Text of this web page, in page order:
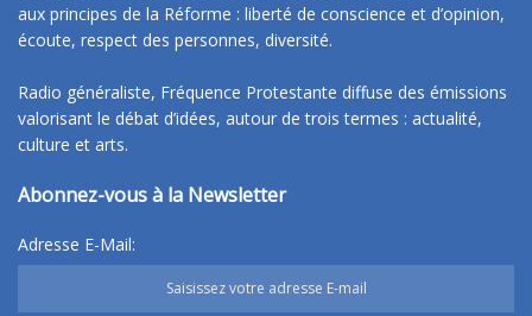
aux principes de la Réforme : liberté de conscience et d’opinion,
écoute, respect des personnes, diversité.
Radio généraliste, Fréquence Protestante diffuse des émissions
valorisant le débat d’idées, autour de trois termes : actualité,
culture et arts.
Abonnez-vous à la Newsletter
Adresse E-Mail: